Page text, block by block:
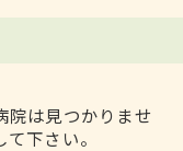
院は見つかりませ
下さい。